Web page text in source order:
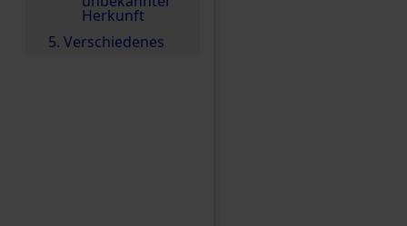
Herkunft
5. Verschiedenes